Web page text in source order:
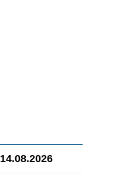
14.08.2026